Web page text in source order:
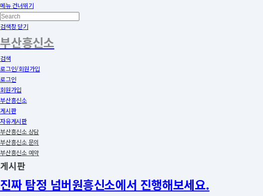
메뉴 건너뛰기
검색창 닫기
부산흥신소
검색
로그인/회원가입
로그인
회원가입
부산흥신소
게시판
자유게시판
부산흥신소 상담
부산흥신소 문의
부산흥신소 예약
게시판
진짜 탐정 넘버원흥신소에서 진행해보세요.